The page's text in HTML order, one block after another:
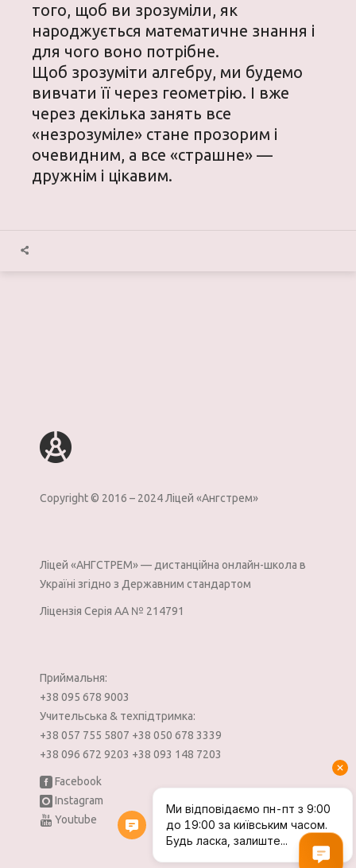
того, щоб ви зрозуміли, як
народжується математичне знання і
для чого воно потрібне.
Щоб зрозуміти алгебру, ми будемо
вивчати її через геометрію. І вже
через декілька занять все
«незрозуміле» стане прозорим і
очевидним, а все «страшне» —
дружнім і цікавим.
Copyright © 2016 – 2024 Лiцей «Ангстрем»
Лiцей «АНГСТРЕМ» — дистанційна онлайн-школа в
Україні згідно з Державним стандартом
Ліцензія Серія АА № 214791
Приймальня:
+38 095 678 9003
Учительська & техпідтримка:
+38 057 755 5807 +38 050 678 3339
+38 096 672 9203 +38 093 148 7203
Facebook
Instagram
Youtube